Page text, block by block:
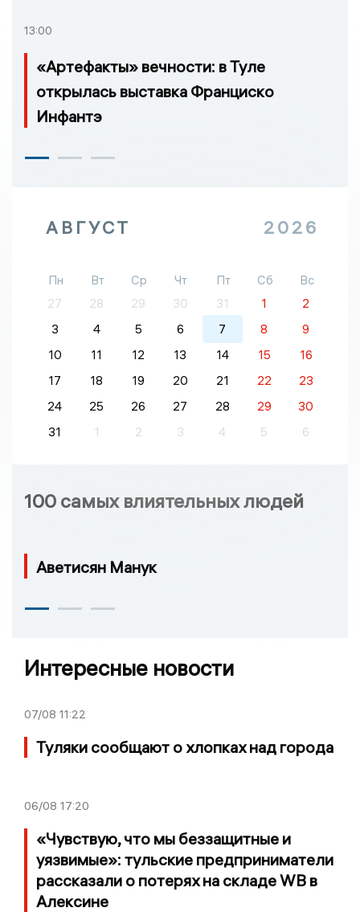
13:00
«Артефакты» вечности: в Туле
открылась выставка Франциско
Инфантэ
АВГУСТ 2026
Пн Вт Ср Чт Пт Сб
Вс
27
28 29 30 31 1
2
3
4 5 6 7 8
9
10
11 12 13 14 15
16
17
18 19 20 21 22
23
24
25 26 27 28 29
30
31
1 2 3 4 5 6
100 самых влиятельных людей
Аветисян Манук
Интересные новости
07/08 11:22
Туляки сообщают о хлопках над города
06/08 17:20
«Чувствую, что мы беззащитные и
уязвимые»: тульские предприниматели
рассказали о потерях на складе WB в
Алексине